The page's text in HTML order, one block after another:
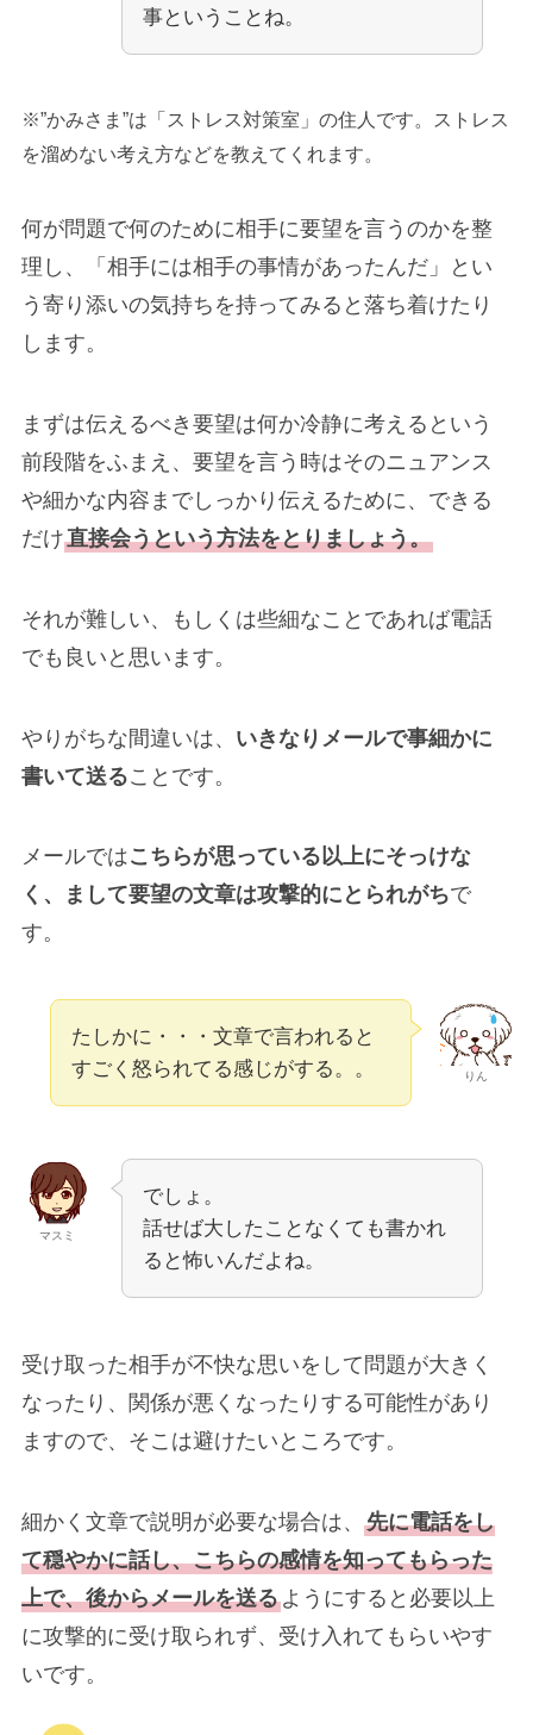
事ということね。
※”かみさま”は「ストレス対策室」の住人です。ストレス
を溜めない考え方などを教えてくれます。
何が問題で何のために相手に要望を言うのかを整
理し、「相手には相手の事情があったんだ」とい
う寄り添いの気持ちを持ってみると落ち着けたり
します。
まずは伝えるべき要望は何か冷静に考えるという
前段階をふまえ、要望を言う時はそのニュアンス
や細かな内容までしっかり伝えるために、できる
だけ直接会うという方法をとりましょう。
それが難しい、もしくは些細なことであれば電話
でも良いと思います。
やりがちな間違いは、 いきなりメールで事細かに
書いて送ることです。
メールではこちらが思っている以上にそっけな
く、まして要望の文章は攻撃的にとられがちで
す。
りん
たしかに・・・文章で言われると
すごく怒られてる感じがする。。
マスミ
でしょ。
話せば大したことなくても書かれ
ると怖いんだよね。
受け取った相手が不快な思いをして問題が大きく
なったり、関係が悪くなったりする可能性があり
ますので、そこは避けたいところです。
細かく文章で説明が必要な場合は、 先に電話をし
て穏やかに話し、こちらの感情を知ってもらった
上で、後からメールを送るようにすると必要以上
に攻撃的に受け取られず、受け入れてもらいやす
いです。